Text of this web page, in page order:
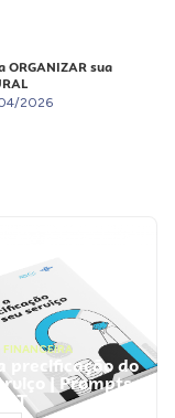
ORGANIZAR sua
2026
FINANCEIRA
a precificação do
| Prompts